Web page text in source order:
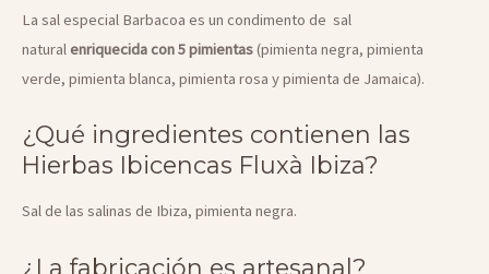
La sal especial Barbacoa es un condimento de sal
natural enriquecida con 5 pimientas(pimienta negra, pimienta
verde, pimienta blanca, pimienta rosa y pimienta de Jamaica).
¿Qué ingredientes contienen las
Hierbas Ibicencas Fluxà Ibiza?
Sal de las salinas de Ibiza, pimienta negra.
¿La fabricación es artesanal?